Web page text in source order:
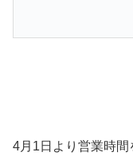
4月1日より営業時